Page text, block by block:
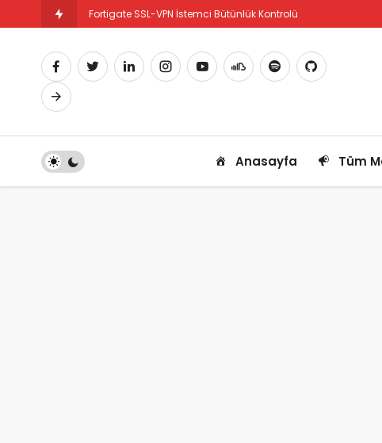
Fortigate SSL-VPN İstemci Bütünlük Kontrolü
Anasayfa Tüm